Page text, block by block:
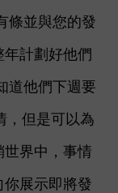
條並與您的發
計劃好他們
道他們下週要
，但是可以為
界中，事情
你展示即將發